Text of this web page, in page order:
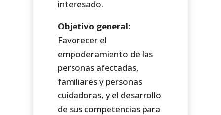
interesado.
Objetivo general:
Favorecer el
empoderamiento de las
personas afectadas,
familiares y personas
cuidadoras, y el desarrollo
de sus competencias para